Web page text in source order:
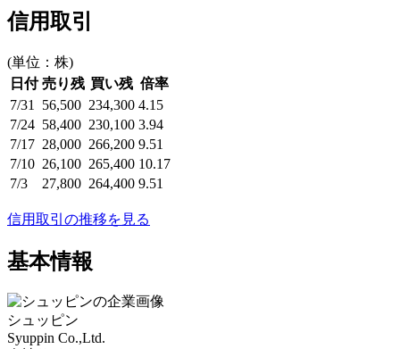
信用取引
(単位：株)
日付 売り残 買い残 倍率
7/31
56,500 234,300 4.15
7/24 58,400 230,100 3.94
7/17 28,000 266,200 9.51
7/10 26,100 265,400 10.17
7/3
27,800 264,400 9.51
信用取引の推移を見る
基本情報
シュッピン
Syuppin Co.,Ltd.